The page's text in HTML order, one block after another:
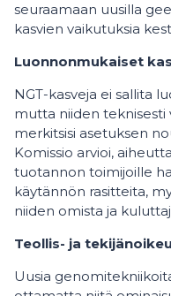
seuraamaan uusilla
kasvien vaikutuksia
Luonnonmukaiset
NGT-kasveja ei sallita
mutta niiden teknisesti
merkitsisi asetuksen
Komissio arvioi,
tuotannon toimijoille
käytännön rasitteita,
niiden omista ja
Teollis- ja
Uusia